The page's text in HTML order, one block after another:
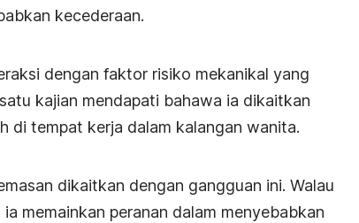
kecederaan.
dengan faktor risiko mekanikal yang
kajian mendapati bahawa ia dikaitkan
di tempat kerja dalam kalangan wanita.
dikaitkan dengan gangguan ini. Walau
memainkan peranan dalam menyebabkan